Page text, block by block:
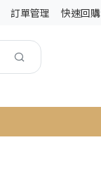
訂單管理 快速回購